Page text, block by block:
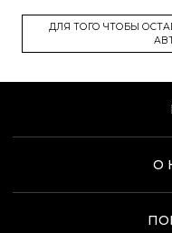
ДЛЯ ТОГО ЧТОБЫ
О